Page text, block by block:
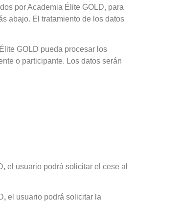
por Academia Élite GOLD, para
abajo. El tratamiento de los datos
GOLD pueda procesar los
o participante. Los datos serán
, el usuario podrá solicitar el cese al
, el usuario podrá solicitar la